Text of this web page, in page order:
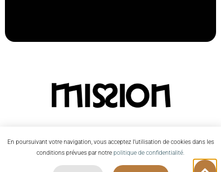
©2026 Mission | Contactez-nous Mentions Légales Réalisé par
Studio Zède
En poursuivant votre navigation, vous acceptez l’utilisation de cookies dans les
conditions prévues par notre politique de confidentialité.